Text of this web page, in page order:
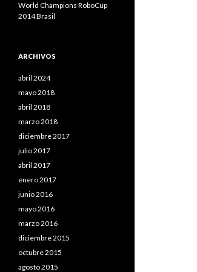
World Champions RoboCup
2014 Brasil
ARCHIVOS
abril 2024
mayo 2018
abril 2018
marzo 2018
diciembre 2017
julio 2017
abril 2017
enero 2017
junio 2016
mayo 2016
marzo 2016
diciembre 2015
octubre 2015
agosto 2015